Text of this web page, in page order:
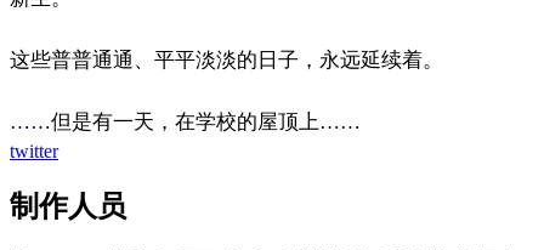
这些普普通通、平平淡淡的日子，永远延续着。
……但是有一天，在学校的屋顶上……
twitter
制作人员